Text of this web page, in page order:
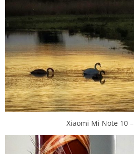
Xiaomi Mi Note 10 –